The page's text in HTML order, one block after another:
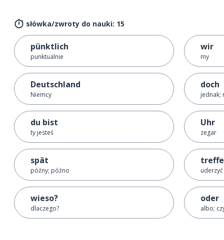
słówka/zwroty do nauki: 15
pünktlich
punktualnie
Deutschland
Niemcy
du bist
ty jesteś
spät
późny; późno
wieso?
dlaczego?
wir
my
doch
jednak;
Uhr
zegar
uderzyć
oder
albo;